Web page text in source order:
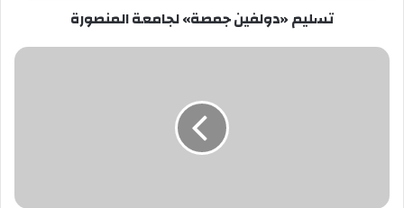
تسليم «دولفين جمصة» لجامعة المنصورة
مفاجأة|